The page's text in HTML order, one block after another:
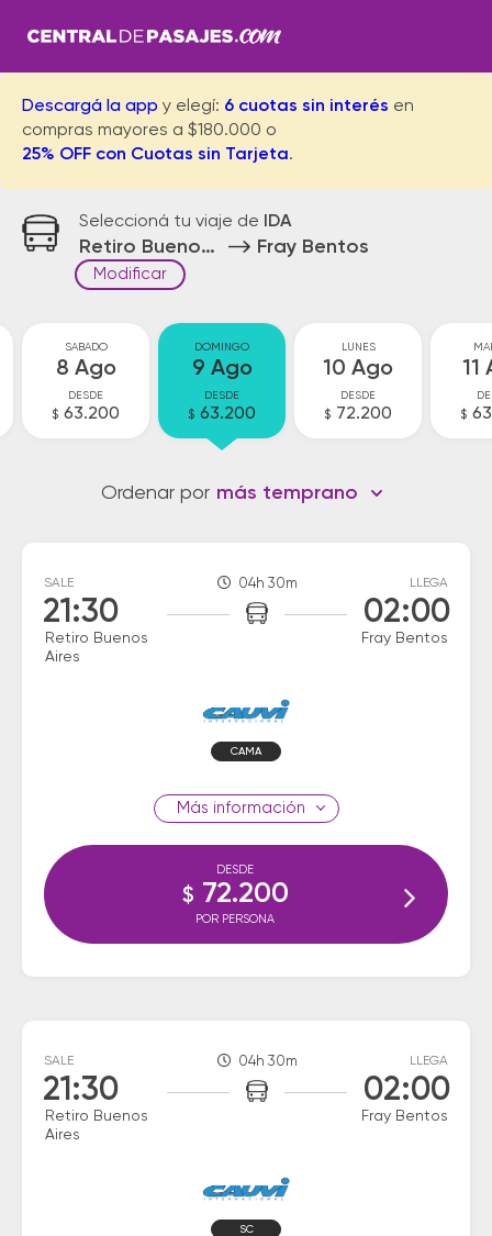
Descargá la app y elegí: 6 cuotas sin interés en
compras mayores a $180.000 o
25% OFF con Cuotas sin Tarjeta.
Seleccioná tu viaje de IDA
Retiro Buenos Aires Fray Bentos
Modificar
SABADO
8 Ago
DESDE
$ 63.200
DOMINGO
9 Ago
DESDE
$ 63.200
LUNES
10 Ago
DESDE
$ 72.200
11
$
Ordenar por más temprano
SALE
21:30
Retiro Buenos
Aires
04h 30m LLEGA
02:00
Fray Bentos
CAMA
información
DESDE
$ 72.200
POR PERSONA
SALE
21:30
Retiro Buenos
Aires
04h 30m LLEGA
02:00
Fray Bentos
SC